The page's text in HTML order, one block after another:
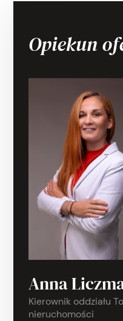
Opiekun
Anna
Kierownik oddziału
nieruchomości